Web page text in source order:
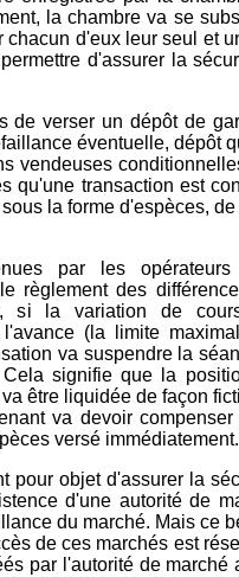
la chambre va se
chacun d'eux leur seul et
d'assurer la
de verser un dépôt de
éventuelle, dépôt
vendeuses
qu'une transaction est
la forme d'espèces,
par les opérateurs
règlement des
si la variation de
(la limite
va suspendre la
signifie que la
être liquidée de façon
va devoir compenser
versé immédiatement.
pour objet d'assurer la
d'une autorité de
du marché. Mais ce
de ces marchés est
par l'autorité de marché